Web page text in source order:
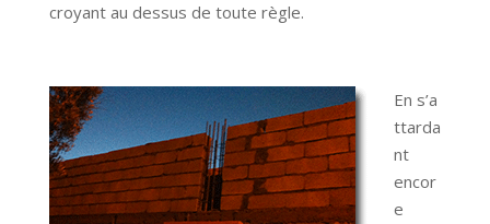
croyant au dessus de toute règle.
En s’a
ttarda
nt
encor
e